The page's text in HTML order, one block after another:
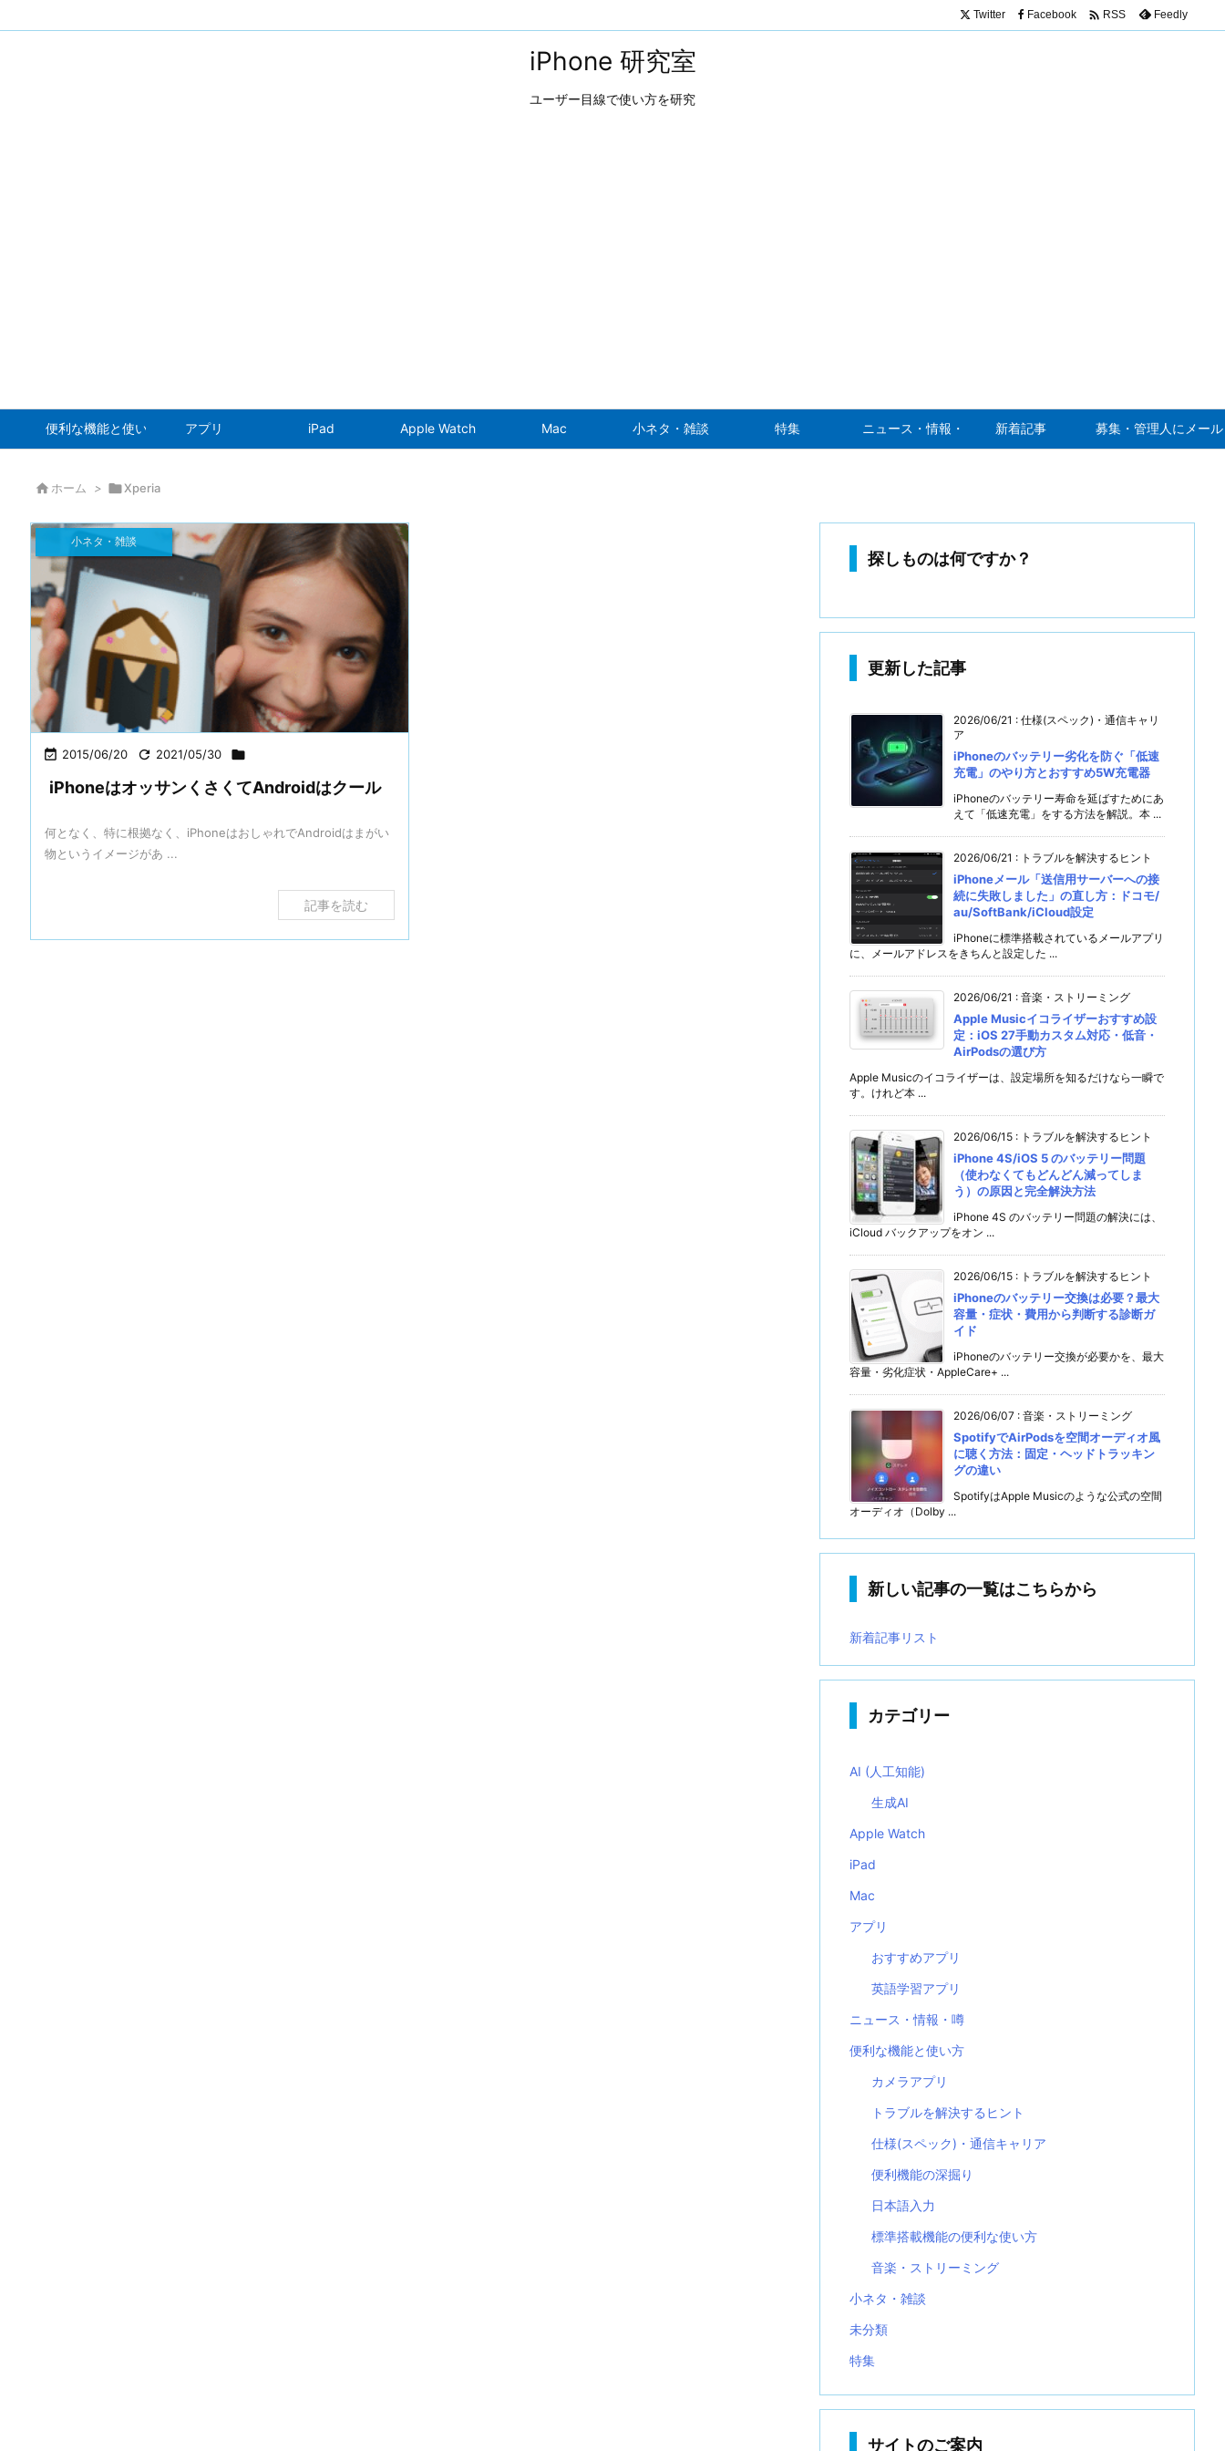
iPhone 研究室
ユーザー目線で使い方を研究
便利な機能と使い方 アプリ iPad Apple Watch Mac 小ネタ・雑談 特集 ニュース・情報・噂 新着記事 募集・管理人にメール
Twitter Facebook  RSS Feedly
 ホーム > Xperia
 2015/06/20  2021/05/30 
小ネタ・雑談
iPhoneはオッサンくさくてAndroidはクール
何となく、特に根拠なく、iPhoneはおしゃれでAndroidはまがい
物というイメージがあ ...
記事を読む
探しものは何ですか？
更新した記事
2026/06/21 : 仕様(スペック)・通信キャリ
ア
iPhoneのバッテリー劣化を防ぐ「低速
充電」のやり方とおすすめ5W充電器
iPhoneのバッテリー寿命を延ばすためにあ
えて「低速充電」をする方法を解説。本 ...
2026/06/21 : トラブルを解決するヒント
iPhoneメール「送信用サーバーへの接
続に失敗しました」の直し方：ドコモ/
au/SoftBank/iCloud設定
iPhoneに標準搭載されているメールアプリ
に、メールアドレスをきちんと設定した ...
2026/06/21 : 音楽・ストリーミング
Apple Musicイコライザーおすすめ設
定：iOS 27手動カスタム対応・低音・
AirPodsの選び方
Apple Musicのイコライザーは、設定場所を知るだけなら一瞬で
す。けれど本 ...
2026/06/15 : トラブルを解決するヒント
iPhone 4S/iOS 5 のバッテリー問題
（使わなくてもどんどん減ってしま
う）の原因と完全解決方法
iPhone 4S のバッテリー問題の解決には、
iCloud バックアップをオン ...
2026/06/15 : トラブルを解決するヒント
iPhoneのバッテリー交換は必要？最大
容量・症状・費用から判断する診断ガ
イド
iPhoneのバッテリー交換が必要かを、最大
容量・劣化症状・AppleCare+ ...
2026/06/07 : 音楽・ストリーミング
SpotifyでAirPodsを空間オーディオ風
に聴く方法：固定・ヘッドトラッキン
グの違い
SpotifyはApple Musicのような公式の空間
オーディオ（Dolby ...
新しい記事の一覧はこちらから
新着記事リスト
カテゴリー
AI (人工知能)
生成AI
Apple Watch
iPad
Mac
アプリ
おすすめアプリ
英語学習アプリ
ニュース・情報・噂
便利な機能と使い方
カメラアプリ
トラブルを解決するヒント
仕様(スペック)・通信キャリア
便利機能の深掘り
日本語入力
標準搭載機能の便利な使い方
音楽・ストリーミング
小ネタ・雑談
未分類
特集
サイトのご案内